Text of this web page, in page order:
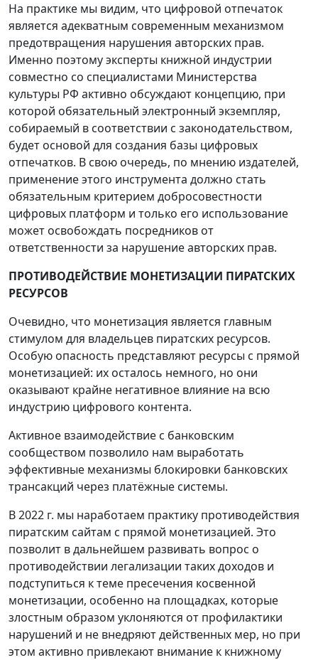
На практике мы видим, что цифровой отпечаток
является адекватным современным механизмом
предотвращения нарушения авторских прав.
Именно поэтому эксперты книжной индустрии
совместно со специалистами Министерства
культуры РФ активно обсуждают концепцию, при
которой обязательный электронный экземпляр,
собираемый в соответствии с законодательством,
будет основой для создания базы цифровых
отпечатков. В свою очередь, по мнению издателей,
применение этого инструмента должно стать
обязательным критерием добросовестности
цифровых платформ и только его использование
может освобождать посредников от
ответственности за нарушение авторских прав.
ПРОТИВОДЕЙСТВИЕ МОНЕТИЗАЦИИ ПИРАТСКИХ
РЕСУРСОВ
Очевидно, что монетизация является главным
стимулом для владельцев пиратских ресурсов.
Особую опасность представляют ресурсы с прямой
монетизацией: их осталось немного, но они
оказывают крайне негативное влияние на всю
индустрию цифрового контента.
Активное взаимодействие с банковским
сообществом позволило нам выработать
эффективные механизмы блокировки банковских
трансакций через платёжные системы.
В 2022 г. мы наработаем практику противодействия
пиратским сайтам с прямой монетизацией. Это
позволит в дальнейшем развивать вопрос о
противодействии легализации таких доходов и
подступиться к теме пресечения косвенной
монетизации, особенно на площадках, которые
злостным образом уклоняются от профилактики
нарушений и не внедряют действенных мер, но при
этом активно привлекают внимание к книжному